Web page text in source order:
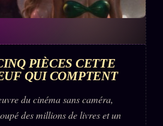
PIÈCES CETTE
QUI COMPTENT
du cinéma sans caméra,
des millions de livres et un